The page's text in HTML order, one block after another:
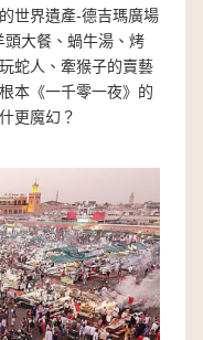
世界遺產-德吉瑪廣場
大餐、蝸牛湯、烤
蛇人、牽猴子的賣藝
本《一千零一夜》的
更魔幻？